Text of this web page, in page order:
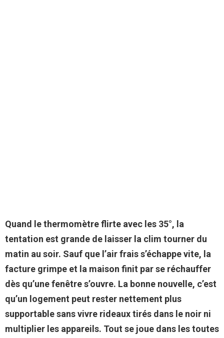
Quand le thermomètre flirte avec les 35°, la
tentation est grande de laisser la clim tourner du
matin au soir. Sauf que l’air frais s’échappe vite, la
facture grimpe et la maison finit par se réchauffer
dès qu’une fenêtre s’ouvre. La bonne nouvelle, c’est
qu’un logement peut rester nettement plus
supportable sans vivre rideaux tirés dans le noir ni
multiplier les appareils. Tout se joue dans les toutes